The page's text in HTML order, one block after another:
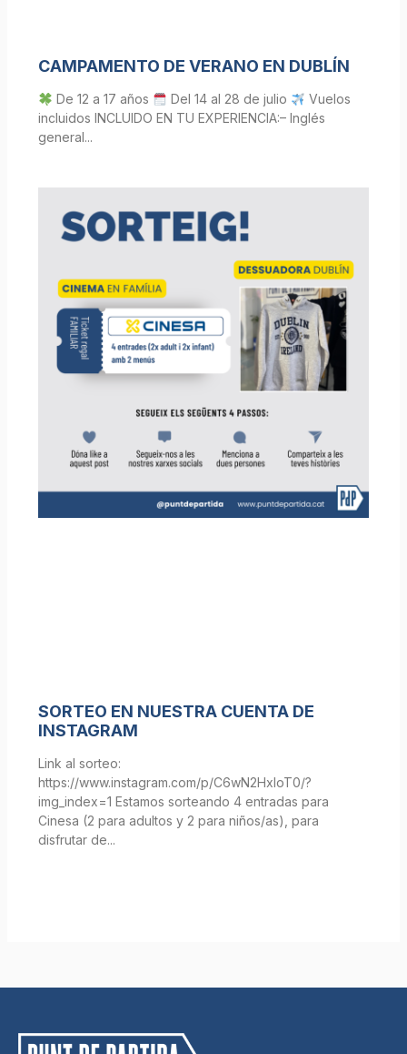
CAMPAMENTO DE VERANO EN DUBLÍN
De 12 a 17 años Del 14 al 28 de julio
Vuelos
incluidos INCLUIDO EN TU EXPERIENCIA:– Inglés
general
SORTEO EN NUESTRA CUENTA DE
INSTAGRAM
Link al sorteo:
https://www.instagram.com/p/C6wN2HxIoT0/?
img_index=1 Estamos sorteando 4 entradas para
Cinesa (2 para adultos y 2 para niños/as), para
disfrutar de